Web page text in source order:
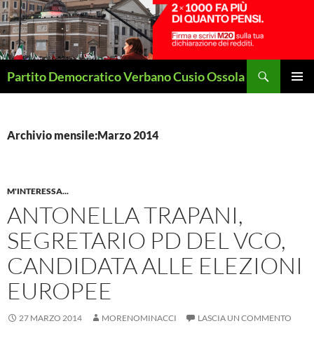
Vai
al
contenuto
Partito Democratico Verbano Cusio Ossola
Archivio mensile:Marzo 2014
M'INTERESSA...
ANTONELLA TRAPANI,
SEGRETARIO PD DEL VCO,
CANDIDATA ALLE ELEZIONI
EUROPEE
27 MARZO 2014 MORENOMINACCI LASCIA UN COMMENTO